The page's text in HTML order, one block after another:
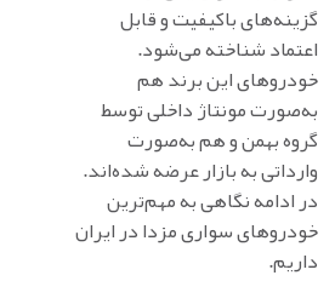
گزینه‌های باکیفیت و قابل
اعتماد شناخته می‌شود.
خودروهای این برند هم
به‌صورت مونتاژ داخلی توسط
گروه بهمن و هم به‌صورت
وارداتی به بازار عرضه شده‌اند.
در ادامه نگاهی به مهم‌ترین
خودروهای سواری مزدا در ایران
داریم.